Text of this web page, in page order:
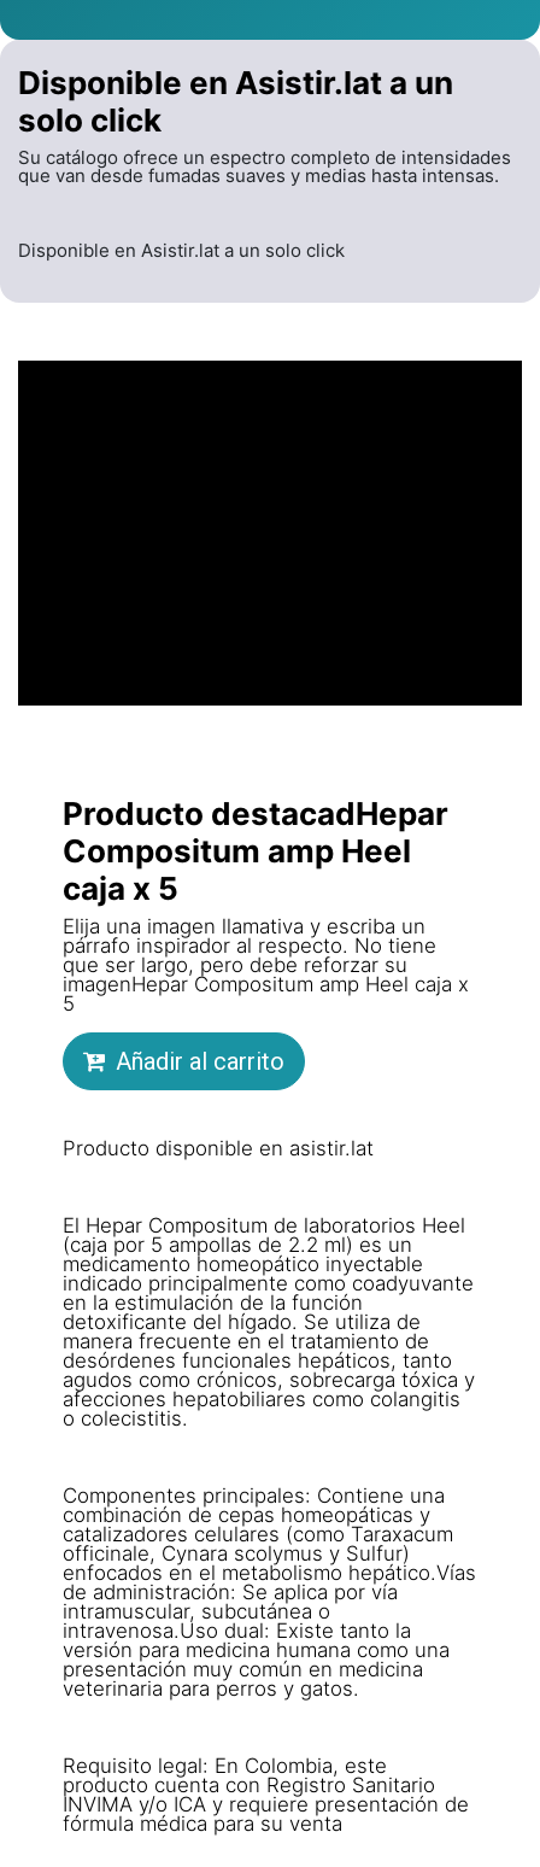
Disponible en Asistir.lat a un
solo click
Su catálogo ofrece un espectro completo de intensidades
que van desde fumadas suaves y medias hasta intensas.
Disponible en Asistir.lat a un solo click
Producto destacadHepar
Compositum amp Heel
caja x 5
Elija una imagen llamativa y escriba un
párrafo inspirador al respecto. No tiene
que ser largo, pero debe reforzar su
imagenHepar Compositum amp Heel caja x
5
Añadir al carrito
Producto disponible en asistir.lat
El Hepar Compositum de laboratorios Heel
(caja por 5 ampollas de 2.2 ml) es un
medicamento homeopático inyectable
indicado principalmente como coadyuvante
en la estimulación de la función
detoxificante del hígado. Se utiliza de
manera frecuente en el tratamiento de
desórdenes funcionales hepáticos, tanto
agudos como crónicos, sobrecarga tóxica y
afecciones hepatobiliares como colangitis
o colecistitis.
Componentes principales: Contiene una
combinación de cepas homeopáticas y
catalizadores celulares (como Taraxacum
officinale, Cynara scolymus y Sulfur)
enfocados en el metabolismo hepático.Vías
de administración: Se aplica por vía
intramuscular, subcutánea o
intravenosa.Uso dual: Existe tanto la
versión para medicina humana como una
presentación muy común en medicina
veterinaria para perros y gatos.
Requisito legal: En Colombia, este
producto cuenta con Registro Sanitario
INVIMA y/o ICA y requiere presentación de
fórmula médica para su venta